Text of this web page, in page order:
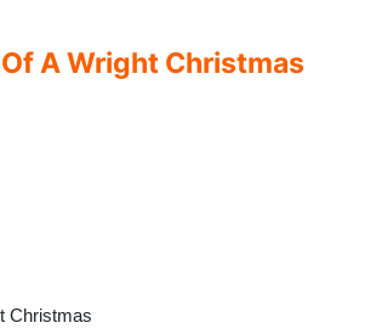
A Wright Christmas
Christmas